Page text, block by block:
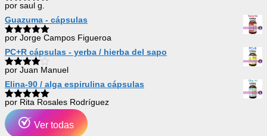
Valorado
con5de 5
por saul g.
Guazuma - cápsulas
Valorado
con5de 5
por Jorge Campos Figueroa
PC+R cápsulas - yerba / hierba del sapo
Valorado
con4 de
5
por Juan Manuel
Elina-90 / alga espirulina cápsulas
Valorado
con
por Rita Rosales Rodríguez
Ver todas